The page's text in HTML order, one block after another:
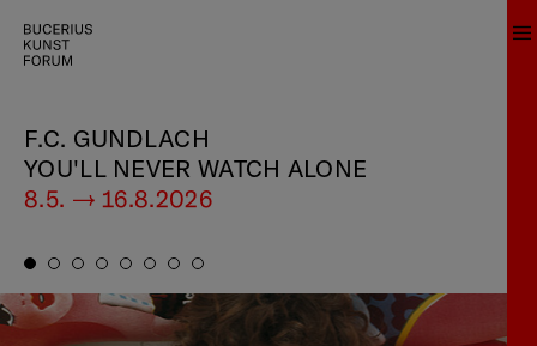
F.C. GUNDLACH
YOU'LL NEVER WATCH ALONE
8.5. — 16.8.2026